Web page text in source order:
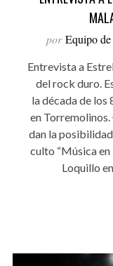
por Equipo
Entrevista a
del rock duro.
la década de los
en Torremolinos.
dan la
culto “Música
Loquillo